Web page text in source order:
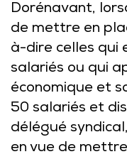
Dorénavant,
de mettre en
à-dire celles qui
salariés ou qui
économique et
50 salariés et
délégué
en vue de